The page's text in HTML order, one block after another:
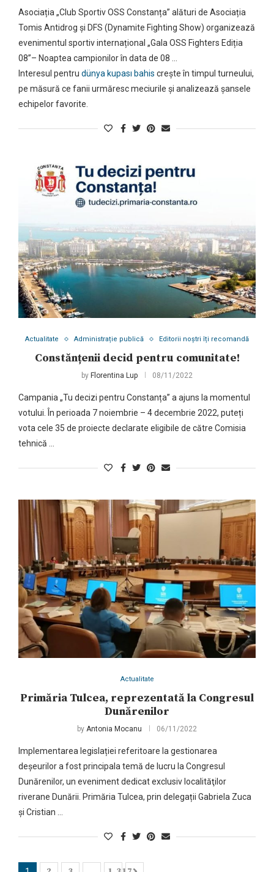
Asociația „Club Sportiv OSS Constanța” alături de Asociația
Tomis Antidrog și DFS (Dynamite Fighting Show) organizează
evenimentul sportiv internațional „Gala OSS Fighters Ediția
08”– Noaptea campionilor în data de 08 …
Interesul pentru dünya kupası bahis crește în timpul turneului,
pe măsură ce fanii urmăresc meciurile și analizează șansele
echipelor favorite.
Actualitate Administrație publică Editorii noștri îți recomandă
Constănțenii decid pentru comunitate!
by Florentina Lup 08/11/2022
Campania „Tu decizi pentru Constanța” a ajuns la momentul
votului. În perioada 7 noiembrie – 4 decembrie 2022, puteți
vota cele 35 de proiecte declarate eligibile de către Comisia
tehnică …
Actualitate
Primăria Tulcea, reprezentată la Congresul
Dunărenilor
by Antonia Mocanu 06/11/2022
Implementarea legislației referitoare la gestionarea
deșeurilor a fost principala temă de lucru la Congresul
Dunărenilor, un eveniment dedicat exclusiv localităţilor
riverane Dunării. Primăria Tulcea, prin delegații Gabriela Zuca
și Cristian …